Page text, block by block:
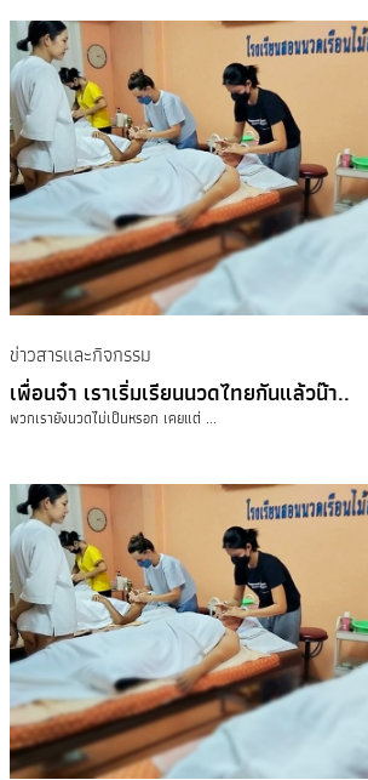
ข่าวสารและกิจกรรม
เพื่อนจ๋า เราเริ่มเรียนนวดไทยกันแล้วน๊า..
พวกเรายังนวดไม่เป็นหรอก เคยแต่ ...